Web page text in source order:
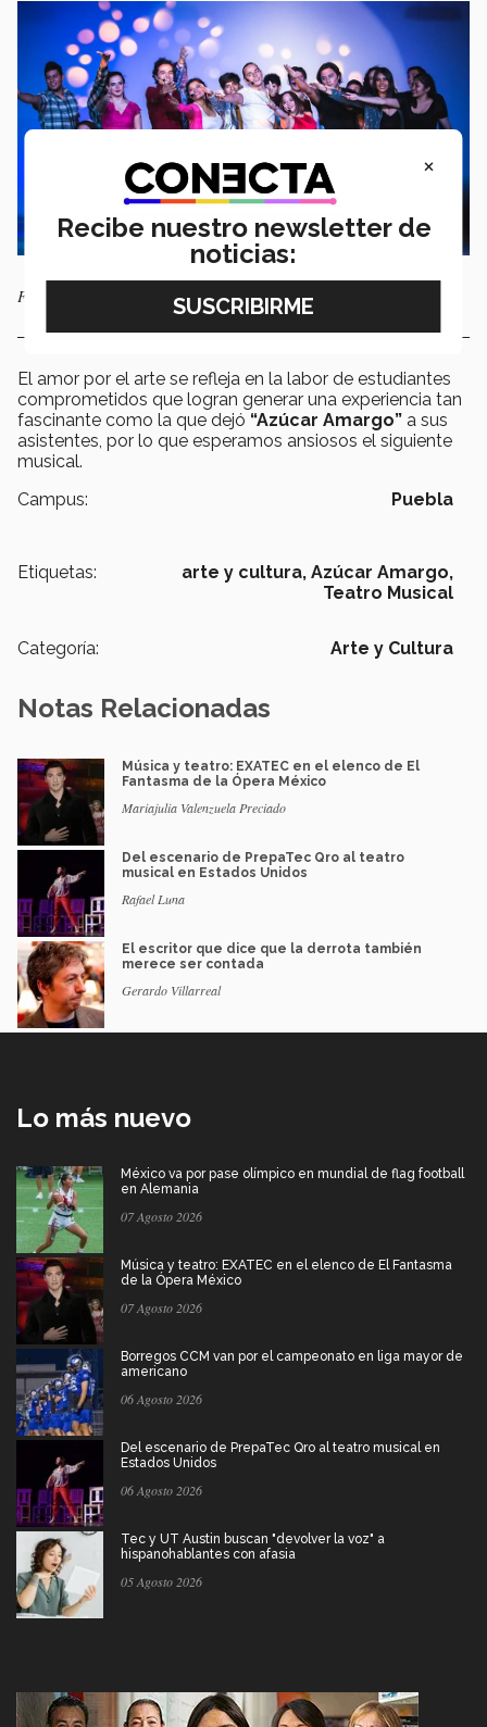
Fotografías de Francisco Trinker, Storyteller
El amor por el arte se refleja en la labor de estudiantes
comprometidos que logran generar una experiencia tan
fascinante como la que dejó “Azúcar Amargo” a sus
asistentes, por lo que esperamos ansiosos el siguiente
musical.
Campus:
Puebla
Etiquetas: arte y cultura, Azúcar Amargo,
Teatro Musical
Categoría: Arte y Cultura
Notas Relacionadas
Música y teatro: EXATEC en el elenco de El
Fantasma de la Ópera México
Mariajulia Valenzuela Preciado
Del escenario de PrepaTec Qro al teatro
musical en Estados Unidos
Rafael Luna
El escritor que dice que la derrota también
merece ser contada
Gerardo Villarreal
Lo más nuevo
México va por pase olímpico en mundial de flag football
en Alemania
07 Agosto 2026
Música y teatro: EXATEC en el elenco de El Fantasma
de la Ópera México
07 Agosto 2026
Borregos CCM van por el campeonato en liga mayor de
americano
06 Agosto 2026
Del escenario de PrepaTec Qro al teatro musical en
Estados Unidos
06 Agosto 2026
Tec y UT Austin buscan "devolver la voz" a
hispanohablantes con afasia
05 Agosto 2026
×
Recibe nuestro newsletter de
noticias: